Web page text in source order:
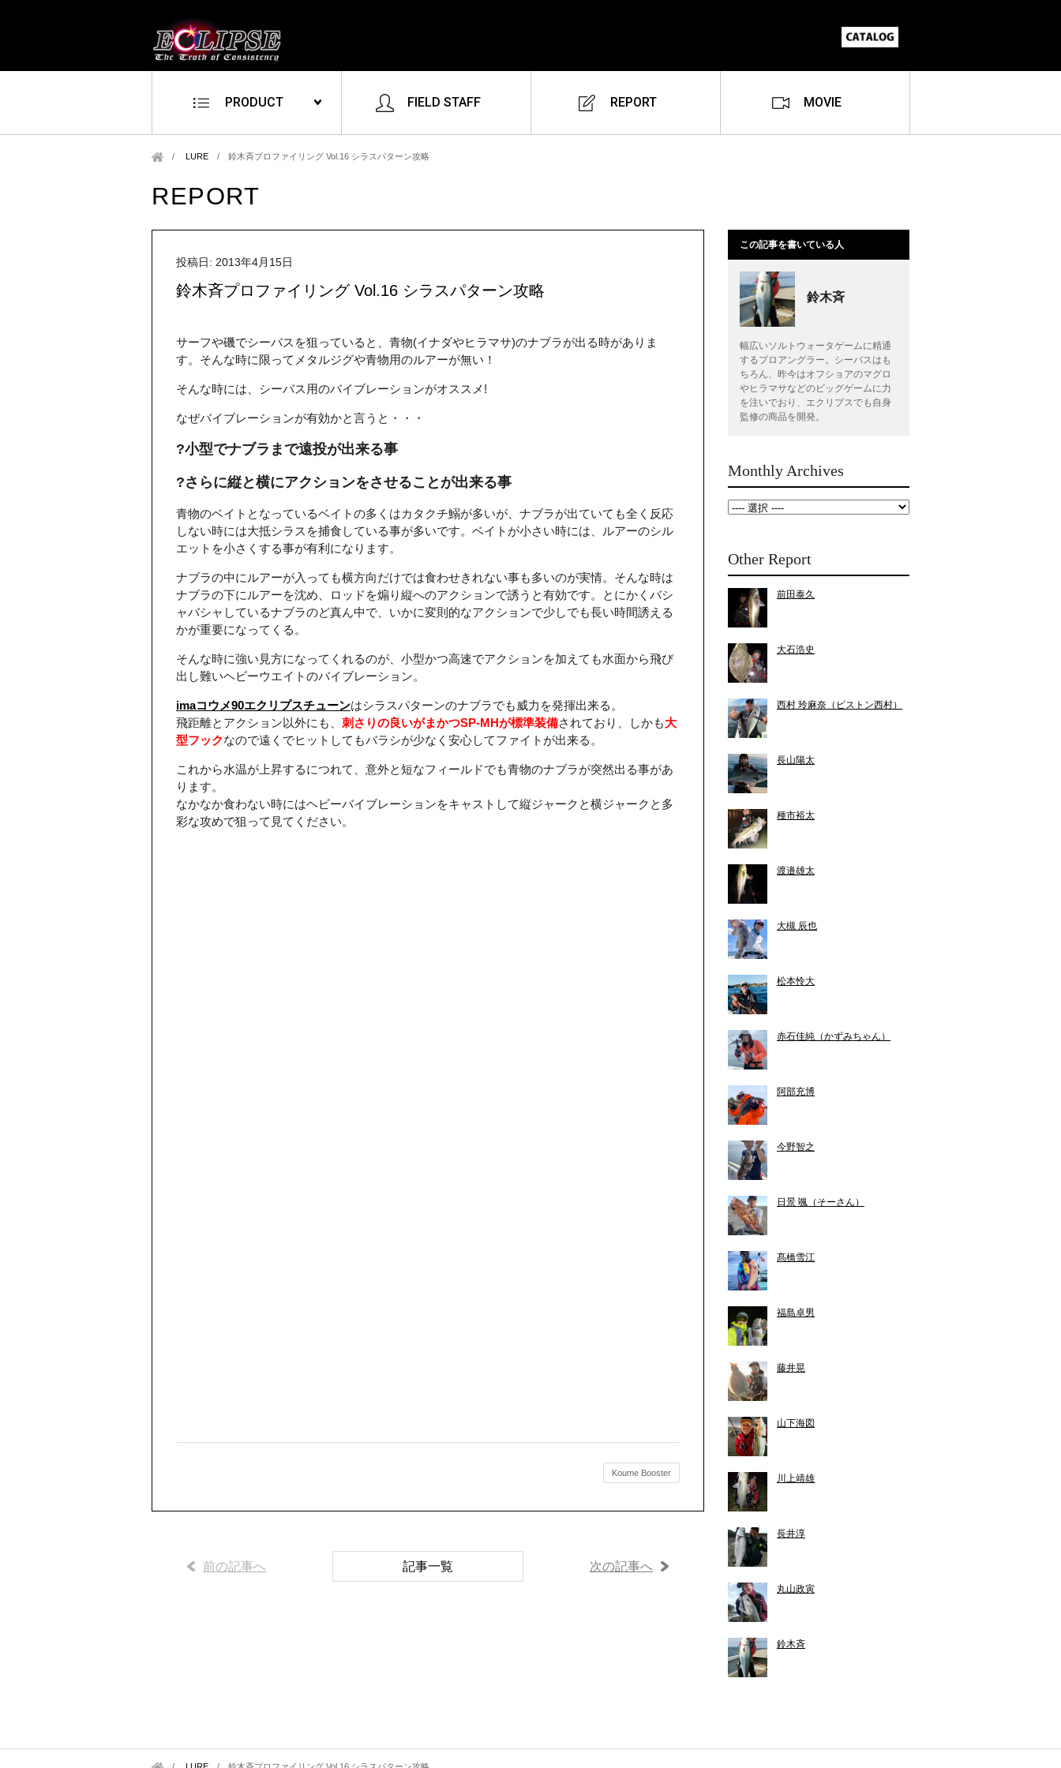
PRODUCT FIELD STAFF REPORT MOVIE
LURE /鈴木斉プロファイリング Vol.16 シラスパターン攻略
REPORT
投稿日: 2013年4月15日
鈴木斉プロファイリング Vol.16 シラスパターン攻略
サーフや磯でシーバスを狙っていると、青物(イナダやヒラマサ)のナブラが出る時がありま
す。そんな時に限ってメタルジグや青物用のルアーが無い！
そんな時には、シーバス用のバイブレーションがオススメ!
なぜバイブレーションが有効かと言うと・・・
?小型でナブラまで遠投が出来る事
?さらに縦と横にアクションをさせることが出来る事
青物のベイトとなっているベイトの多くはカタクチ鰯が多いが、ナブラが出ていても全く反応
しない時には大抵シラスを捕食している事が多いです。ベイトが小さい時には、ルアーのシル
エットを小さくする事が有利になります。
ナブラの中にルアーが入っても横方向だけでは食わせきれない事も多いのが実情。そんな時は
ナブラの下にルアーを沈め、ロッドを煽り縦へのアクションで誘うと有効です。とにかくバシ
ャバシャしているナブラのど真ん中で、いかに変則的なアクションで少しでも長い時間誘える
かが重要になってくる。
そんな時に強い見方になってくれるのが、小型かつ高速でアクションを加えても水面から飛び
出し難いヘビーウエイトのバイブレーション。
imaコウメ90エクリプスチューンはシラスパターンのナブラでも威力を発揮出来る。
飛距離とアクション以外にも、 刺さりの良いがまかつSP-MHが標準装備されており、しかも大
型フックなので遠くでヒットしてもバラシが少なく安心してファイトが出来る。
これから水温が上昇するにつれて、意外と短なフィールドでも青物のナブラが突然出る事があ
ります。
なかなか食わない時にはヘビーバイブレーションをキャストして縦ジャークと横ジャークと多
彩な攻めで狙って見てください。
Koume Booster
前の記事へ 記事一覧 次の記事へ
この記事を書いている人
鈴木斉
幅広いソルトウォータゲームに精通
するプロアングラー。シーバスはも
ちろん、昨今はオフショアのマグロ
やヒラマサなどのビッグゲームに力
を注いでおり、エクリプスでも自身
監修の商品を開発。
Monthly Archives
Other Report
前田泰久
大石浩史
西村 玲麻奈（ピストン西村）
長山陽太
種市裕太
渡邉雄太
大槻 辰也
松本怜大
赤石佳純（かずみちゃん）
阿部充博
今野智之
日景 颯（そーさん）
髙橋雪江
福島卓男
藤井晃
山下海図
川上靖雄
長井淳
丸山政寅
鈴木斉